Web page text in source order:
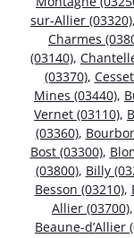
sur-Allier (03320),
Charmes
(03140),
(03370),
Mines (03440),
Vernet (03110),
(03360),
Bost (03300),
(03800), Billy
Besson (03210),
Allier (03700),
Beaune-d’Allier